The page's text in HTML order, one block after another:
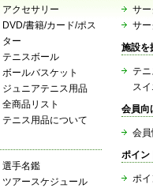
アクセサリー
DVD/書籍/カード/ポス
ター
テニスボール
ボールバスケット
ジュニアテニス用品
全商品リスト
テニス用品について
選手名鑑
ツアースケジュール
サ
サ
施設を
テ
スイ
会員向
会
ポイン
ポ